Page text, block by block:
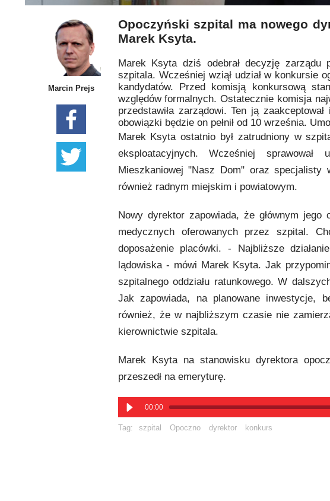
Marcin Prejs
Opoczyński szpital ma nowego
Marek Ksyta.
Marek Ksyta dziś odebrał decyzję zarządu
szpitala. Wcześniej wziął udział w konkursie
kandydatów. Przed komisją konkursową
względów formalnych. Ostatecznie komisja
przedstawiła zarządowi. Ten ją
obowiązki będzie on pełnił od 10 września.
Marek Ksyta ostatnio był zatrudniony w
eksploatacyjnych. Wcześniej sprawował
Mieszkaniowej "Nasz Dom" oraz
również radnym miejskim i powiatowym.
Nowy dyrektor zapowiada, że głównym
medycznych oferowanych przez szpital.
doposażenie placówki. - Najbliższe
lądowiska - mówi Marek Ksyta. Jak
szpitalnego oddziału ratunkowego. W
Jak zapowiada, na planowane inwestycje,
również, że w najbliższym czasie nie
kierownictwie szpitala.
Marek Ksyta na stanowisku dyrektora
przeszedł na emeryturę.
00:00
Tag: szpital Opoczno dyrektor konkurs